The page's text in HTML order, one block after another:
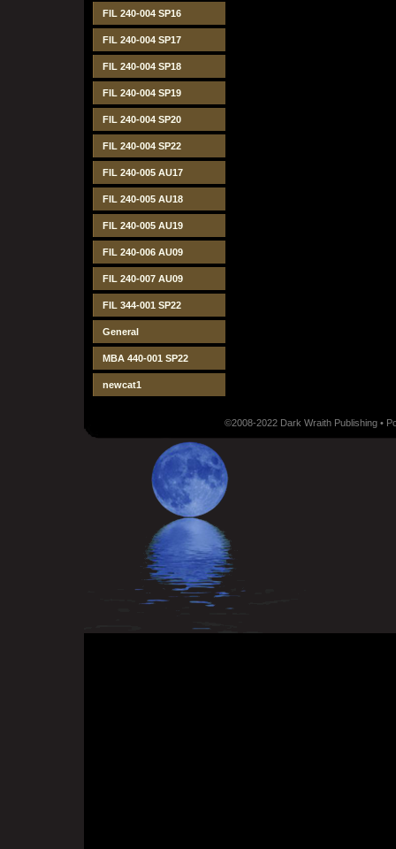
FIL 240-004 SP16
FIL 240-004 SP17
FIL 240-004 SP18
FIL 240-004 SP19
FIL 240-004 SP20
FIL 240-004 SP22
FIL 240-005 AU17
FIL 240-005 AU18
FIL 240-005 AU19
FIL 240-006 AU09
FIL 240-007 AU09
FIL 344-001 SP22
General
MBA 440-001 SP22
newcat1
©2008-2022 Dark Wraith Publishing •